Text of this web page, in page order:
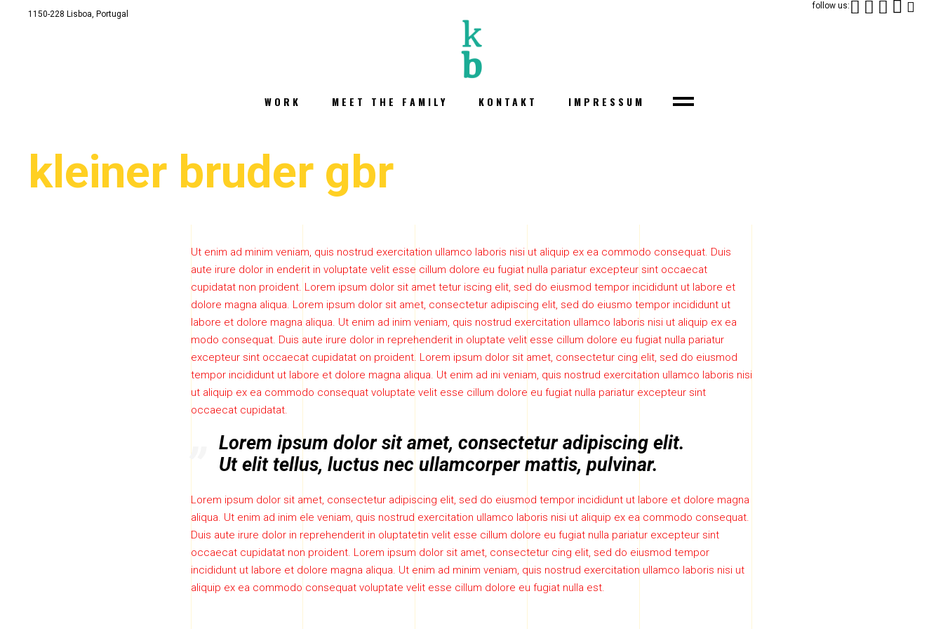
1150-228 Lisboa, Portugal
follow us:
WORK MEET THE FAMILY KONTAKT IMPRESSUM
kleiner bruder gbr
Ut enim ad minim veniam, quis nostrud exercitation ullamco laboris nisi ut aliquip ex ea commodo consequat. Duis
aute irure dolor in enderit in voluptate velit esse cillum dolore eu fugiat nulla pariatur excepteur sint occaecat
cupidatat non proident. Lorem ipsum dolor sit amet tetur iscing elit, sed do eiusmod tempor incididunt ut labore et
dolore magna aliqua. Lorem ipsum dolor sit amet, consectetur adipiscing elit, sed do eiusmo tempor incididunt ut
labore et dolore magna aliqua. Ut enim ad inim veniam, quis nostrud exercitation ullamco laboris nisi ut aliquip ex ea
modo consequat. Duis aute irure dolor in reprehenderit in oluptate velit esse cillum dolore eu fugiat nulla pariatur
excepteur sint occaecat cupidatat on proident. Lorem ipsum dolor sit amet, consectetur cing elit, sed do eiusmod
tempor incididunt ut labore et dolore magna aliqua. Ut enim ad ini veniam, quis nostrud exercitation ullamco laboris nisi
ut aliquip ex ea commodo consequat voluptate velit esse cillum dolore eu fugiat nulla pariatur excepteur sint
occaecat cupidatat.
Lorem ipsum dolor sit amet, consectetur adipiscing elit.
Ut elit tellus, luctus nec ullamcorper mattis, pulvinar.
Lorem ipsum dolor sit amet, consectetur adipiscing elit, sed do eiusmod tempor incididunt ut labore et dolore magna
aliqua. Ut enim ad inim ele veniam, quis nostrud exercitation ullamco laboris nisi ut aliquip ex ea commodo consequat.
Duis aute irure dolor in reprehenderit in oluptatetin velit esse cillum dolore eu fugiat nulla pariatur excepteur sint
occaecat cupidatat non proident. Lorem ipsum dolor sit amet, consectetur cing elit, sed do eiusmod tempor
incididunt ut labore et dolore magna aliqua. Ut enim ad minim veniam, quis nostrud exercitation ullamco laboris nisi ut
aliquip ex ea commodo consequat voluptate velit esse cillum dolore eu fugiat nulla est.